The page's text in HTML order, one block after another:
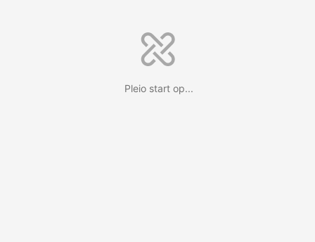
Pleio start op...